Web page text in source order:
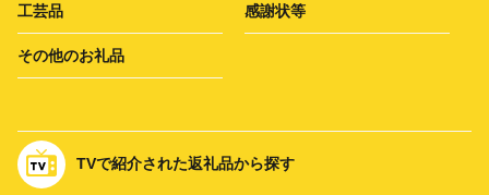
工芸品 感謝状等
その他のお礼品
TVで紹介された返礼品から探す